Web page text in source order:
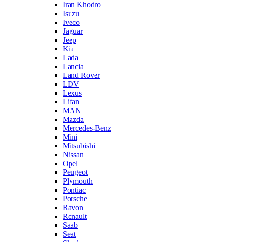
Iran Khodro
Isuzu
Iveco
Jaguar
Jeep
Kia
Lada
Lancia
Land Rover
LDV
Lexus
Lifan
MAN
Mazda
Mercedes-Benz
Mini
Mitsubishi
Nissan
Opel
Peugeot
Plymouth
Pontiac
Porsche
Ravon
Renault
Saab
Seat